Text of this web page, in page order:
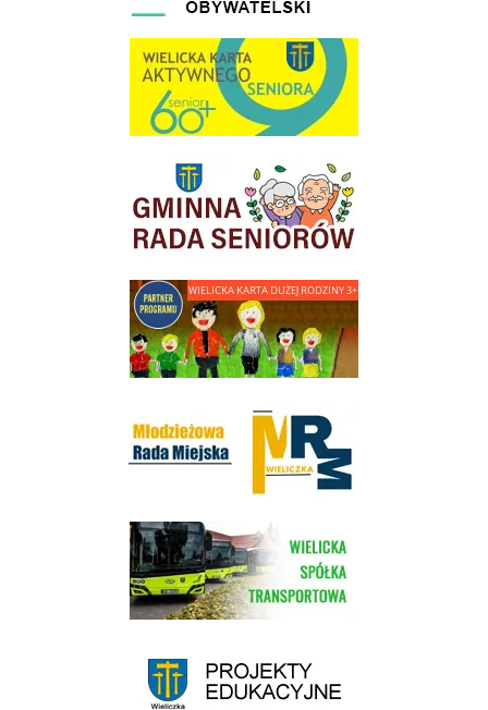
link do strony Wielicka Karta Aktywnego Seniora
link do strony Gminnej Rady Seniorow - Wieliczka
link do strony - Wielicka Karta Dużej Rodziny
link do strony Wielickiej Spółki Transportowej